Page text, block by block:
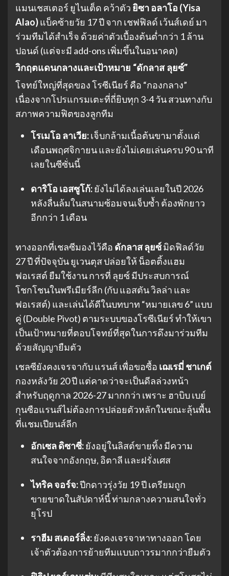
แมนเชสเตอร์ ยูไนเต็ด คว้าตัว ยิซา อลาโอ (Yisa
Alao)แบ็คซ้ายวัย 17 ปี จาก เชฟฟิลด์ เว้นส์เดย์ มา
ร่วมทีมได้สำเร็จ ด้วยค่าตัวเบื้องต้นต่ำกว่า 1 ล้าน
ปอนด์ (แต่จะมี add-ons เพิ่มขึ้นในอนาคต)
วิกฤตแดนกลางและเป้าหมาย “ดักลาส ลุยซ์”
โจทย์ใหญ่ที่สุดของ โรซีเนียร์ คือ “กองกลาง”
เนื่องจากโปรแกรมเตะที่ถี่ยิบทุก 3-4 วัน สวนทางกับ
สภาพความฟิตของลูกทีม
โรเมโอ ลาเวีย:เจ็บกล้ามเนื้อต้นขามาตั้งแต่
เดือนพฤศจิกายน และยังไม่เคยเล่นครบ 90 นาที
เลยในซีซั่นนี้
ดาริโอ เอสซูโก้:ยังไม่ได้ลงเล่นเลยในปี 2026
หลังลื่นล้มในสนามซ้อมจนเจ็บซ้ำ ต้องพักยาว
อีกกว่า 1 เดือน
ทางออกที่เชลซีมองไว้คือ ดักลาส ลุยซ์มิดฟิลด์วัย
27 ปี ที่ปัจจุบัน ยูเวนตุส ปล่อยให้ น็อตติ้งแฮม
ฟอเรสต์ ยืมใช้งาน การที่ ลุยซ์ มีประสบการณ์
โชกโชนในพรีเมียร์ลีก (กับ แอสตัน วิลล่า และ
ฟอเรสต์) และเล่นได้ดีในบทบาท “หมายเลข 6” แบบ
คู่ (Double Pivot) ตามระบบของโรซีเนียร์ ทำให้เขา
เป็นเป้าหมายที่ตอบโจทย์ที่สุดในการดึงมาร่วมทีม
ด้วยสัญญายืมตัว
เชลซียังคงเจรจากับ แรนส์ เพื่อขอซื้อ เฌเรมี่ ชาเกต์
กองหลังวัย 20 ปี แต่คาดว่าจะเป็นดีลล่วงหน้า
สำหรับฤดูกาล 2026-27 มากกว่า เพราะ ฮาบิบ เบย์
กุนซือแรนส์ไม่ต้องการปล่อยตัวหลักในขณะลุ้นพื้น
ที่แชมเปียนส์ลีก
อักเซล ดิซาซี่:ยังอยู่ในลิสต์ขายทิ้ง มีความ
สนใจจากอังกฤษ, อิตาลี และฝรั่งเศส
ไทริค จอร์จ:ปีกดาวรุ่งวัย 19 ปี เตรียมถูก
ขายขาดในสัปดาห์นี้ ท่ามกลางความสนใจทั่ว
ยุโรป
ราฮีม สเตอร์ลิ่ง:ยังคงเจรจาหาทางออก โดย
เจ้าตัวต้องการย้ายทีมแบบถาวรมากกว่ายืมตัว